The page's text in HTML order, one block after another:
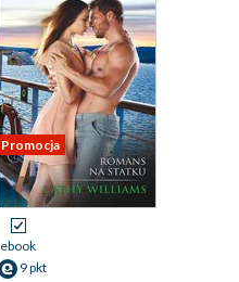
Promocja
ebook
9 pkt